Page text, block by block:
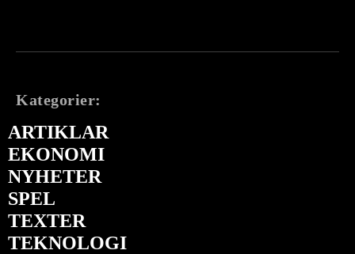
Kategorier:
ARTIKLAR
EKONOMI
NYHETER
SPEL
TEXTER
TEKNOLOGI